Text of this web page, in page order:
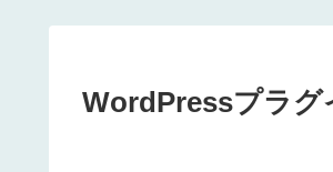
WordPressプラグ